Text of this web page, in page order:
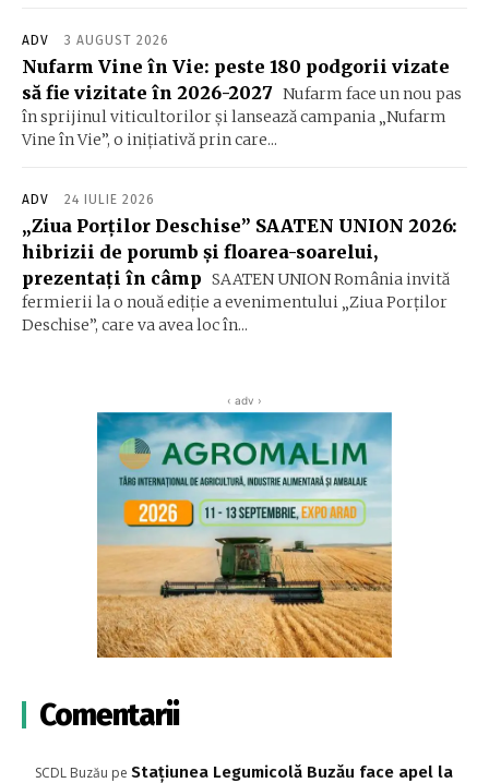
ADV 3 AUGUST 2026
Nufarm Vine în Vie: peste 180 podgorii vizate
să fie vizitate în 2026-2027 Nufarm face un nou pas
în sprijinul viticultorilor și lansează campania „Nufarm
Vine în Vie”, o inițiativă prin care...
ADV 24 IULIE 2026
„Ziua Porților Deschise” SAATEN UNION 2026:
hibrizii de porumb și floarea-soarelui,
prezentați în câmp SAATEN UNION România invită
fermierii la o nouă ediție a evenimentului „Ziua Porților
Deschise”, care va avea loc în...
‹ adv ›
Comentarii
SCDL Buzău pe Stațiunea Legumicolă Buzău face apel la